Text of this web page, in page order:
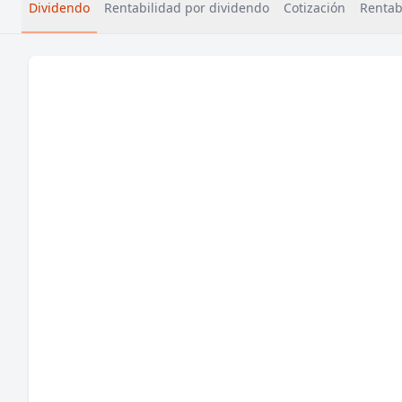
Dividendo Rentabilidad por dividendo Cotización